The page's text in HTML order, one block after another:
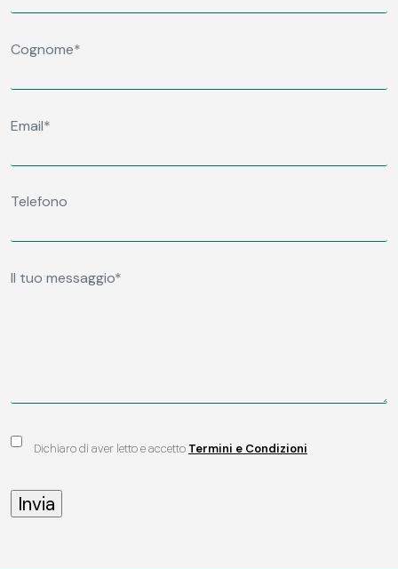
Dichiaro di aver letto e accetto Termini e Condizioni